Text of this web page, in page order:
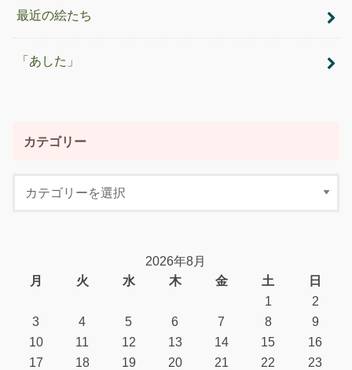
最近の絵たち
「あした」
カテゴリー
2026年8月
月
火 水 木 金 土
日
1
2
3
4 5 6 7 8
9
10
11 12 13 14 15
16
17
18 19 20 21 22
23